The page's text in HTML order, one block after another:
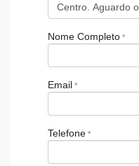
Captação de Água
Brinquedoteca
Piscina Infantil
Gás Central
Entrada para Banhistas
Hall Decorado e Mobiliado
Nome Completo
Email
Telefone